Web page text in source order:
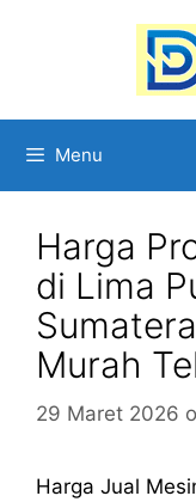
Menu
Harga
di Lima
Murah
29 Maret 2026
Harga Jual